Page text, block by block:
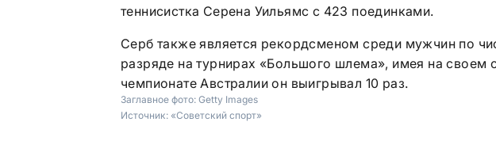
теннисистка Серена Уильямс с 423 поединками.
Серб также является рекордсменом среди мужчин по
разряде на турнирах «Большого шлема», имея на своем
чемпионате Австралии он выигрывал 10 раз.
Заглавное фото: Getty Images
Источник: «Советский спорт»